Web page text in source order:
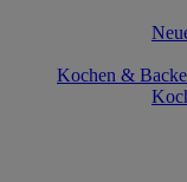
Kochen &